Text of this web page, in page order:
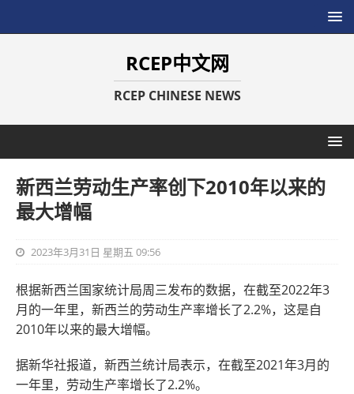
RCEP中文网
RCEP CHINESE NEWS
新西兰劳动生产率创下2010年以来的
最大增幅
2023年3月31日 星期五 09:56
根据新西兰国家统计局周三发布的数据，在截至2022年3
月的一年里，新西兰的劳动生产率增长了2.2%，这是自
2010年以来的最大增幅。
据新华社报道，新西兰统计局表示，在截至2021年3月的
一年里，劳动生产率增长了2.2%。